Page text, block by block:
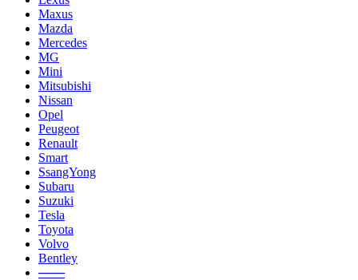
Maxus
Mazda
Mercedes
MG
Mini
Mitsubishi
Nissan
Opel
Peugeot
Renault
Smart
SsangYong
Subaru
Suzuki
Tesla
Toyota
Volvo
Bentley
───